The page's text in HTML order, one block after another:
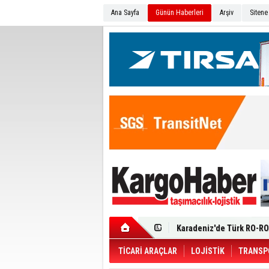
Ana Sayfa Günün Haberleri Arşiv
Ege Bölgesi'nin ilk
Durumu Ağır
Turhan Özen Saudia
Turkish Cargo’dan
Renault Trucks T 480
TİCARİ ARAÇLAR LOJİSTİK